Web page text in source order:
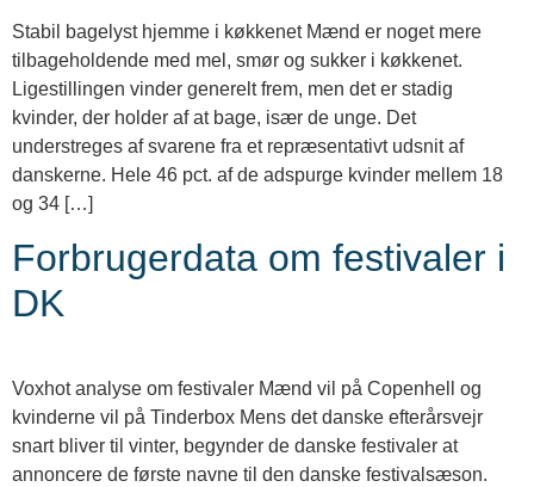
Stabil bagelyst hjemme i køkkenet Mænd er noget mere
tilbageholdende med mel, smør og sukker i køkkenet.
Ligestillingen vinder generelt frem, men det er stadig
kvinder, der holder af at bage, især de unge. Det
understreges af svarene fra et repræsentativt udsnit af
danskerne. Hele 46 pct. af de adspurge kvinder mellem 18
og 34 […]
Forbrugerdata om festivaler i
DK
Voxhot analyse om festivaler Mænd vil på Copenhell og
kvinderne vil på Tinderbox Mens det danske efterårsvejr
snart bliver til vinter, begynder de danske festivaler at
annoncere de første navne til den danske festivalsæson.